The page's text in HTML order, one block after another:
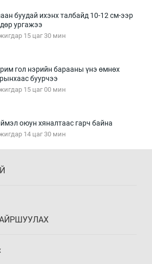
буудай ихэнх талбайд 10-12 см-ээр
ургажээ
15 цаг 30 мин
гол нэрийн барааны үнэ өмнөх
буурчээ
15 цаг 00 мин
оюун хяналтаас гарч байна
14 цаг 30 мин
14 цаг 00 мин